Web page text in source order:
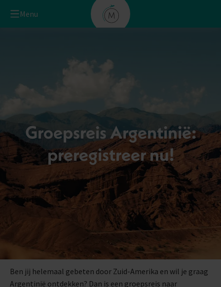
Menu
Groepsreis Argentinië:
preregistreer nu!
Ben jij helemaal gebeten door Zuid-Amerika en wil je graag
Argentinië ontdekken? Dan is een groepsreis naar